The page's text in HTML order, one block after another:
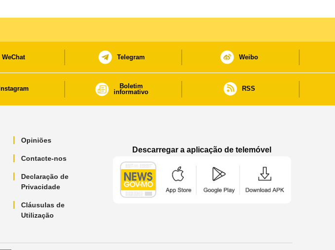
WeChat Telegram Weibo
Instagram
Boletim
informativo
RSS
Opiniões
Contacte-nos
Declaração de
Privacidade
Cláusulas de
Utilização
Descarregar a aplicação de telemóvel